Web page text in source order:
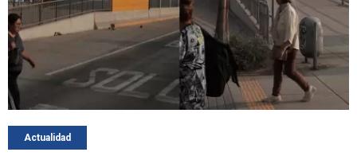
Actualidad